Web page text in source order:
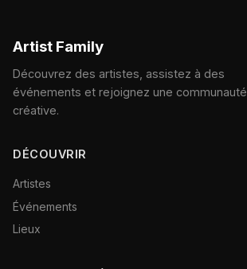
Artist Family
Découvrez des artistes, assistez à des
événements et rejoignez une communauté
créative.
DÉCOUVRIR
Artistes
Événements
Lieux